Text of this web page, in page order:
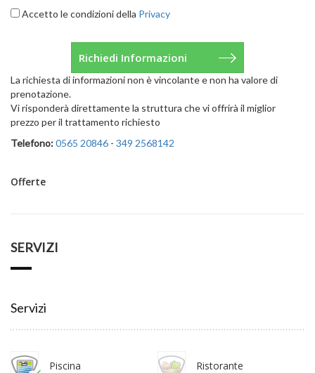
Accetto le condizioni della Privacy
La richiesta di informazioni non è vincolante e non ha valore di
prenotazione.
Vi risponderà direttamente la struttura che vi offrirà il miglior
prezzo per il trattamento richiesto
Telefono:0565 20846 - 349 2568142
Offerte
SERVIZI
Servizi
Piscina Ristorante